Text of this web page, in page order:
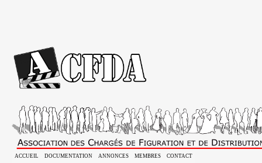
ACCUEIL DOCUMENTATION ANNONCES MEMBRES CONTACT